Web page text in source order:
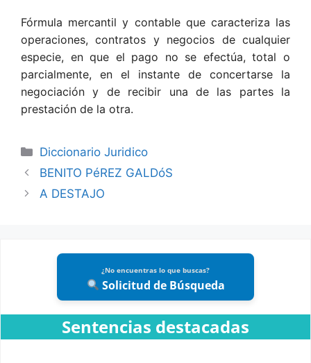
Fórmula mercantil y contable que caracteriza las
operaciones, contratos y negocios de cualquier
especie, en que el pago no se efectúa, total o
parcialmente, en el instante de concertarse la
negociación y de recibir una de las partes la
prestación de la otra.
Categories
Diccionario Juridico
BENITO PéREZ GALDóS
A DESTAJO
¿No encuentras lo que buscas?
Solicitud de Búsqueda
Sentencias destacadas